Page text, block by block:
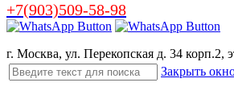
+7(903)509-58-98
г. Москва, ул. Перекопская д. 34 корп.2,
Закрыть